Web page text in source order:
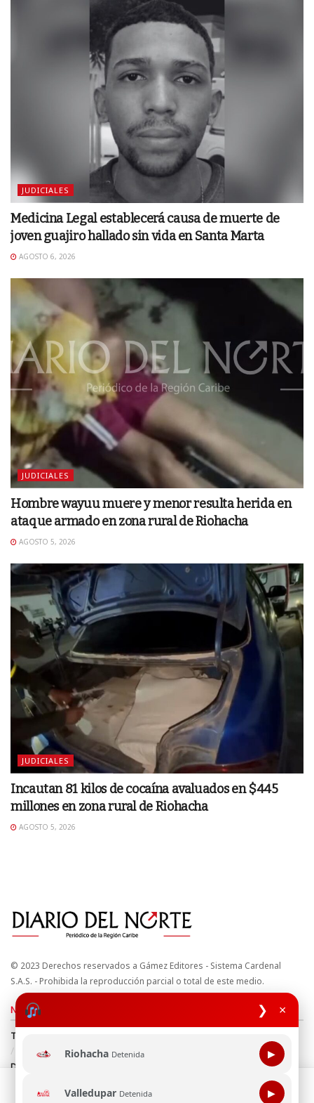
❯ ×
Riohacha Detenida ▶
Valledupar Detenida ▶
JUDICIALES
Medicina Legal establecerá causa de muerte de
joven guajiro hallado sin vida en Santa Marta
AGOSTO 6, 2026
JUDICIALES
Hombre wayuu muere y menor resulta herida en
ataque armado en zona rural de Riohacha
AGOSTO 5, 2026
JUDICIALES
Incautan 81 kilos de cocaína avaluados en $445
millones en zona rural de Riohacha
AGOSTO 5, 2026
© 2023 Derechos reservados a Gámez Editores - Sistema Cardenal
S.A.S. - Prohibida la reproducción parcial o total de este medio.
Nuestros sitios
Términos y Condiciones
Política de uso de cookies
Política de Tratamiento de Datos
Directrices Editoriales
Esta página web usa cookie para mejorar tu experiencia de
navegación, al continuar aceptas nuestra política de uso de